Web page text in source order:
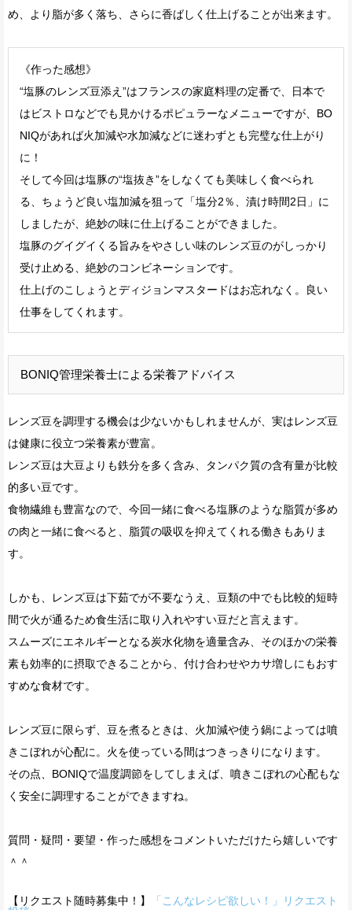
め、より脂が多く落ち、さらに香ばしく仕上げることが出来ます。
《作った感想》
“塩豚のレンズ豆添え”はフランスの家庭料理の定番で、日本で
はビストロなどでも見かけるポピュラーなメニューですが、BO
NIQがあれば火加減や水加減などに迷わずとも完璧な仕上がり
に！
そして今回は塩豚の“塩抜き”をしなくても美味しく食べられ
る、ちょうど良い塩加減を狙って「塩分2％、漬け時間2日」に
しましたが、絶妙の味に仕上げることができました。
塩豚のグイグイくる旨みをやさしい味のレンズ豆のがしっかり
受け止める、絶妙のコンビネーションです。
仕上げのこしょうとディジョンマスタードはお忘れなく。良い
仕事をしてくれます。
BONIQ管理栄養士による栄養アドバイス
レンズ豆を調理する機会は少ないかもしれませんが、実はレンズ豆
は健康に役立つ栄養素が豊富。
レンズ豆は大豆よりも鉄分を多く含み、タンパク質の含有量が比較
的多い豆です。
食物繊維も豊富なので、今回一緒に食べる塩豚のような脂質が多め
の肉と一緒に食べると、脂質の吸収を抑えてくれる働きもありま
す。
しかも、レンズ豆は下茹でが不要なうえ、豆類の中でも比較的短時
間で火が通るため食生活に取り入れやすい豆だと言えます。
スムーズにエネルギーとなる炭水化物を適量含み、そのほかの栄養
素も効率的に摂取できることから、付け合わせやカサ増しにもおす
すめな食材です。
レンズ豆に限らず、豆を煮るときは、火加減や使う鍋によっては噴
きこぼれが心配に。火を使っている間はつきっきりになります。
その点、BONIQで温度調節をしてしまえば、噴きこぼれの心配もな
く安全に調理することができますね。
質問・疑問・要望・作った感想をコメントいただけたら嬉しいです
＾＾
【リクエスト随時募集中！】
「こんなレシピ欲しい！」リクエスト